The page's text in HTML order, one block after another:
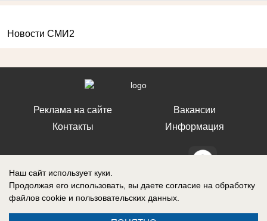
Новости СМИ2
Реклама на сайте
Контакты
Вакансии
Информация
СМИ Блокнот Ставрополь зарегистрировано Федеральной службой по
надзору в сфере связи, информационных технологий и массовых
Наш сайт использует куки.
Продолжая его использовать, вы даете согласие на обработку
файлов cookie и пользовательских данных.